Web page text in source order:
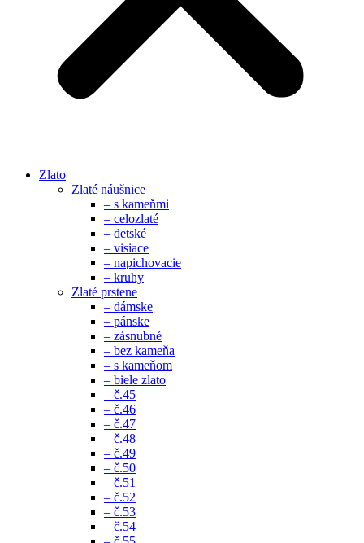
Zlato
Zlaté náušnice
– s kameňmi
– celozlaté
– detské
– visiace
– napichovacie
– kruhy
Zlaté prstene
– dámske
– pánske
– zásnubné
– bez kameňa
– s kameňom
– biele zlato
– č.45
– č.46
– č.47
– č.48
– č.49
– č.50
– č.51
– č.52
– č.53
– č.54